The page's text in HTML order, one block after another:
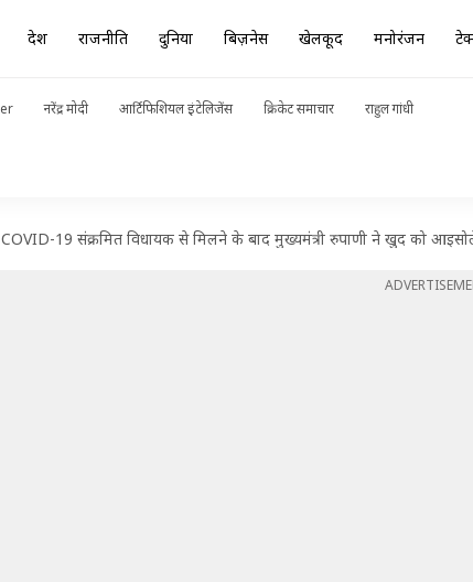
देश राजनीति दुनिया बिज़नेस खेलकूद मनोरंजन
नरेंद्र मोदी आर्टिफिशियल इंटेलिजेंस क्रिकेट समाचार राहुल गांधी
19 संक्रमित विधायक से मिलने के बाद मुख्यमंत्री रुपाणी ने खुद को